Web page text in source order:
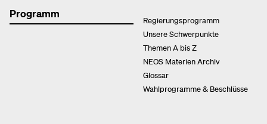
Programm
Regierungsprogramm
Unsere Schwerpunkte
Themen A bis Z
NEOS Materien Archiv
Glossar
Wahlprogramme & Beschlüsse